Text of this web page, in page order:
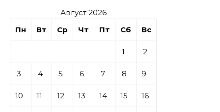
Август 2026
Пн
Вт Ср Чт Пт Сб Вс
1 2
3 4 5 6 7 8 9
10 11 12 13 14 15 16